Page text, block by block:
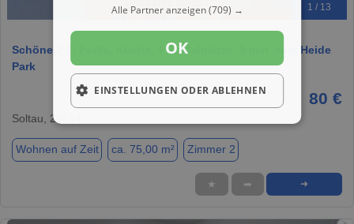
1 / 13
Schöne 2 Zi FeWo, Küche, 4 Schlafplätze, 5 min. zum Heide
Park
80 €
Soltau, 29614
Wohnen auf Zeit ca. 75,00 m² Zimmer 2
★ ➦ ➜
Alle Partner anzeigen(709) →
OK
EINSTELLUNGEN ODER ABLEHNEN